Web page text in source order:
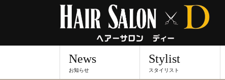
News
お知らせ
Stylist
スタイリスト